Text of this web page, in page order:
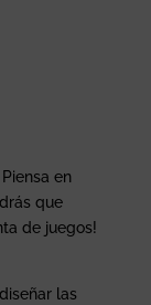
en
que
de juegos!
las